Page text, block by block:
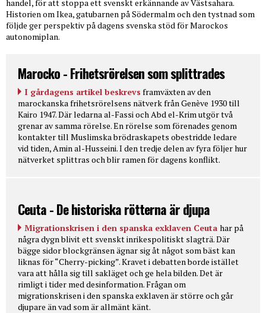
handel, för att stoppa ett svenskt erkännande av Västsahara.
Historien om Ikea, gatubarnen på Södermalm och den tystnad som
följde ger perspektiv på dagens svenska stöd för Marockos
autonomiplan.
Marocko - Frihetsrörelsen som splittrades
I gårdagens artikel beskrevs framväxten av den
marockanska frihetsrörelsens nätverk från Genève 1930 till
Kairo 1947. Där ledarna al-Fassi och Abd el-Krim utgör två
grenar av samma rörelse. En rörelse som förenades genom
kontakter till Muslimska brödraskapets obestridde ledare
vid tiden, Amin al-Husseini. I den tredje delen av fyra följer hur
nätverket splittras och blir ramen för dagens konflikt.
Ceuta - De historiska rötterna är djupa
Migrationskrisen i den spanska exklaven Ceuta har på
några dygn blivit ett svenskt inrikespolitiskt slagträ. Där
bägge sidor blockgränsen ägnar sig åt något som bäst kan
liknas för “Cherry-picking”. Kravet i debatten borde istället
vara att hålla sig till sakläget och ge hela bilden. Det är
rimligt i tider med desinformation. Frågan om
migrationskrisen i den spanska exklaven är större och går
djupare än vad som är allmänt känt.